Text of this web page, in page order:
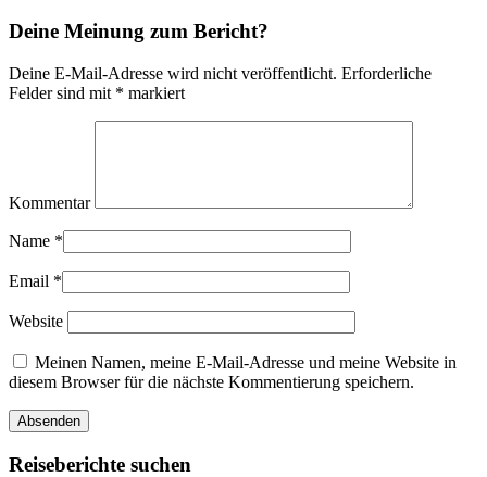
Deine Meinung zum Bericht?
Deine E-Mail-Adresse wird nicht veröffentlicht. Erforderliche
Felder sind mit * markiert
Kommentar
Name *
Email *
Website
Meinen Namen, meine E-Mail-Adresse und meine Website in
diesem Browser für die nächste Kommentierung speichern.
Reiseberichte suchen